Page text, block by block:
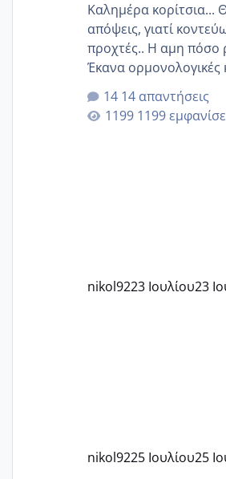
Καλημέρα κορίτσια...
απόψεις, γιατί κοντεύω να τρελαθώ από
προχτές.. Η αμη πόσο
Έκανα ορμονολογικές
για την ηλικία μου..
εγκυμοσύνη, που
στην 27η εβδομάδα
14 απαντήσεις
1199
nikol9223 Ιουλίου23
nikol9225 Ιουλίου25